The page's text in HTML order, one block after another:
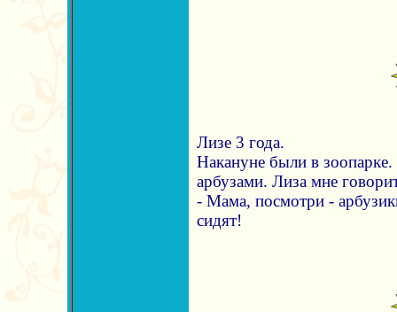
Лизе 3 года.
Накануне были в
арбузами. Лиза мне
- Мама, посмотри -
сидят!